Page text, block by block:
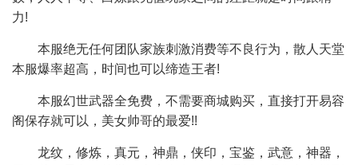
力!
本服绝无任何团队家族刺激消费等不良行为，散人天堂
本服爆率超高，时间也可以缔造王者!
本服幻世武器全免费，不需要商城购买，直接打开易容
阁保存就可以，美女帅哥的最爱!!
龙纹，修炼，真元，神鼎，侠印，宝鉴，武意，神器，